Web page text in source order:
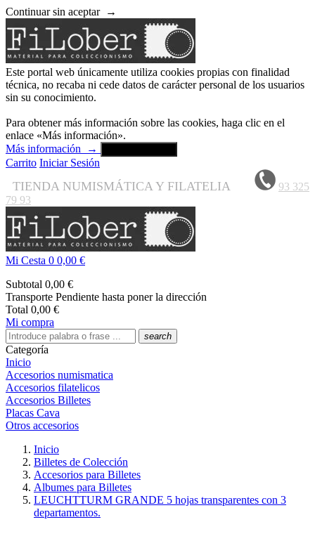
Continuar sin aceptar →
Este portal web únicamente utiliza cookies propias con finalidad
técnica, no recaba ni cede datos de carácter personal de los usuarios
sin su conocimiento.
Para obtener más información sobre las cookies, haga clic en el
enlace «Más información».
Más información
→
Carrito Iniciar Sesión
TIENDA NUMISMÁTICA Y FILATELIA
93 325
79 93
Mi Cesta 0 0,00 €
Subtotal 0,00 €
Transporte Pendiente hasta poner la dirección
Total 0,00 €
Mi compra
search
Categoría
Inicio
Accesorios numismatica
Accesorios filatelicos
Accesorios Billetes
Placas Cava
Otros accesorios
Inicio
Billetes de Colección
Accesorios para Billetes
Albumes para Billetes
LEUCHTTURM GRANDE 5 hojas transparentes con 3
departamentos.